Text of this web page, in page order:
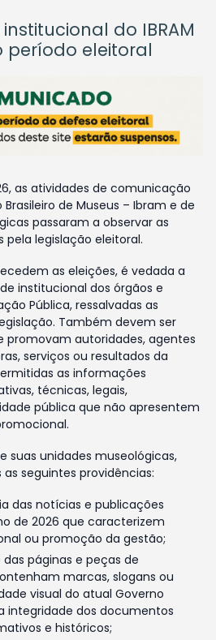
do IBRAM
período eleitoral
as atividades de comunicação
de Museus – Ibram e de
passaram a observar as
legislação eleitoral.
as eleições, é vedada a
institucional dos órgãos e
Pública, ressalvadas as
Também devem ser
promovam autoridades, agentes
serviços ou resultados da
as informações
técnicas, legais,
pública que não apresentem
suas unidades museológicas,
seguintes providências:
das notícias e publicações
de 2026 que caracterizem
ou promoção da gestão;
páginas e peças de
marcas, slogans ou
visual do atual Governo
integridade dos documentos
e históricos;